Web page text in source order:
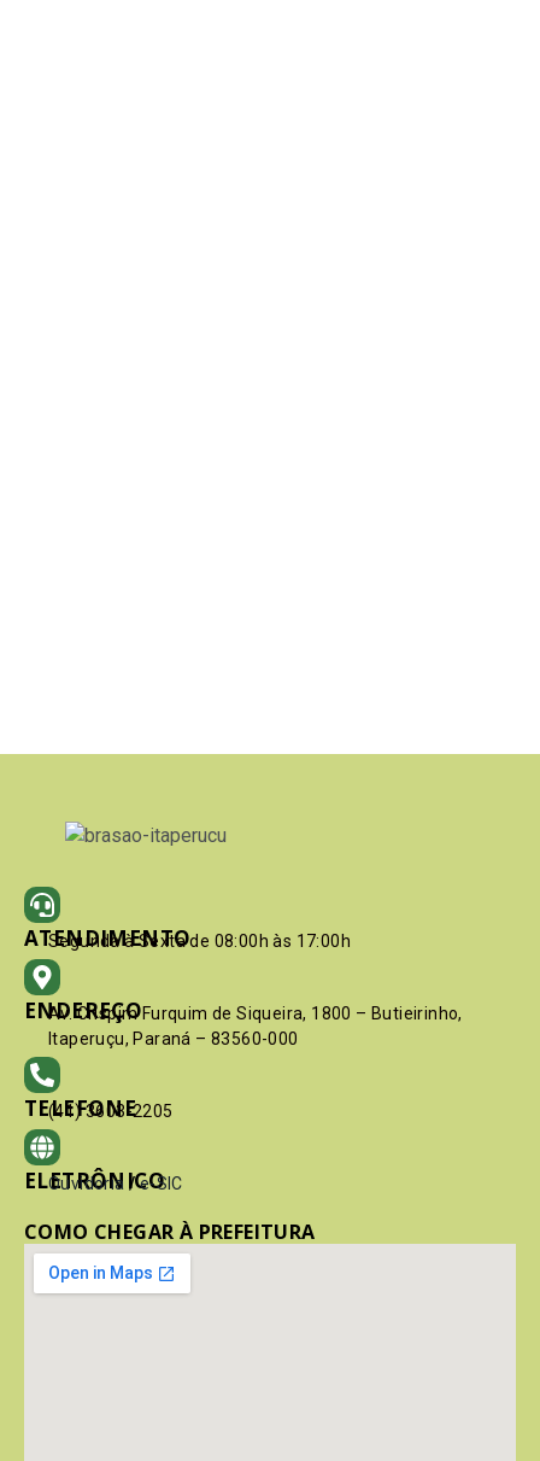
ATENDIMENTO
Segunda à Sexta de 08:00h às 17:00h
ENDEREÇO
Av. Crispim Furquim de Siqueira, 1800 – Butieirinho,
Itaperuçu, Paraná – 83560-000
TELEFONE
(41) 3603-2205
ELETRÔNICO
Ouvidoria / e-SIC
COMO CHEGAR À PREFEITURA